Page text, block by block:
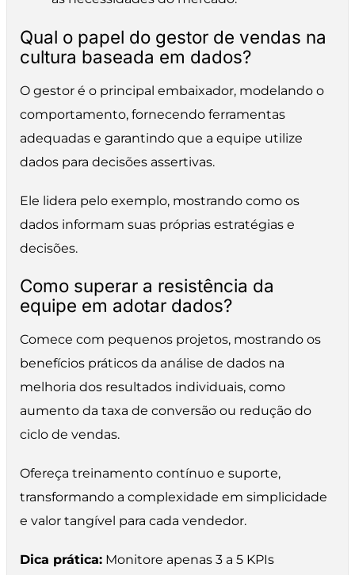
Qual o papel do gestor de vendas na
cultura baseada em dados?
O gestor é o principal embaixador, modelando o
comportamento, fornecendo ferramentas
adequadas e garantindo que a equipe utilize
dados para decisões assertivas.
Ele lidera pelo exemplo, mostrando como os
dados informam suas próprias estratégias e
decisões.
Como superar a resistência da
equipe em adotar dados?
Comece com pequenos projetos, mostrando os
benefícios práticos da análise de dados na
melhoria dos resultados individuais, como
aumento da taxa de conversão ou redução do
ciclo de vendas.
Ofereça treinamento contínuo e suporte,
transformando a complexidade em simplicidade
e valor tangível para cada vendedor.
Dica prática: Monitore apenas 3 a 5 KPIs